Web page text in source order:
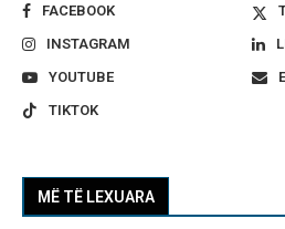
FACEBOOK
INSTAGRAM
YOUTUBE
TIKTOK
MË TË LEXUARA